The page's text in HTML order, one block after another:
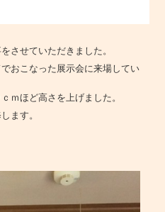
させていただきました。
おこなった展示会に来場してい
ｍほど高さを上げました。
ます。